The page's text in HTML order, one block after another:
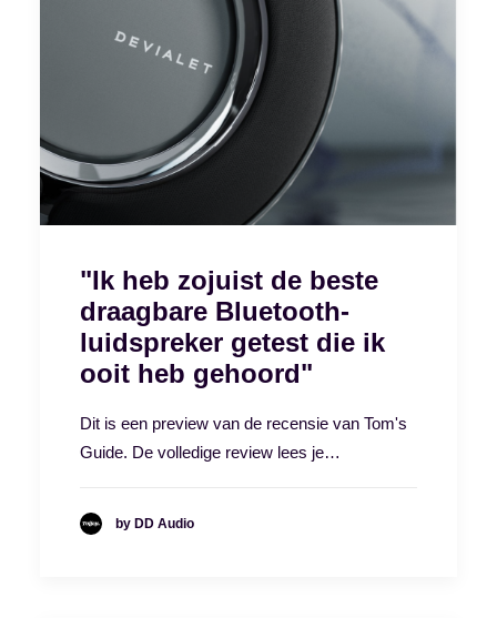
"Ik heb zojuist de beste
draagbare Bluetooth-
luidspreker getest die ik
ooit heb gehoord"
Dit is een preview van de recensie van Tom's
Guide. De volledige review lees je…
by DD Audio